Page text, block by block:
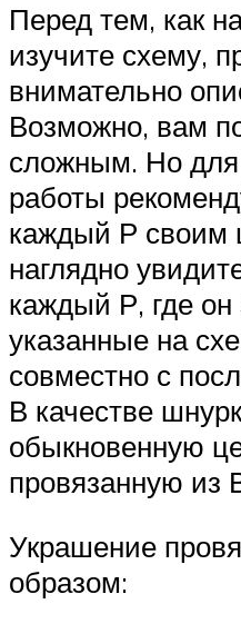
Перед тем, как
изучите схему,
внимательно
Возможно, вам
сложным. Но
работы
каждый Р своим
наглядно
каждый Р, где он
указанные на
совместно с
В качестве
обыкновенную
провязанную из
Украшение
образом: